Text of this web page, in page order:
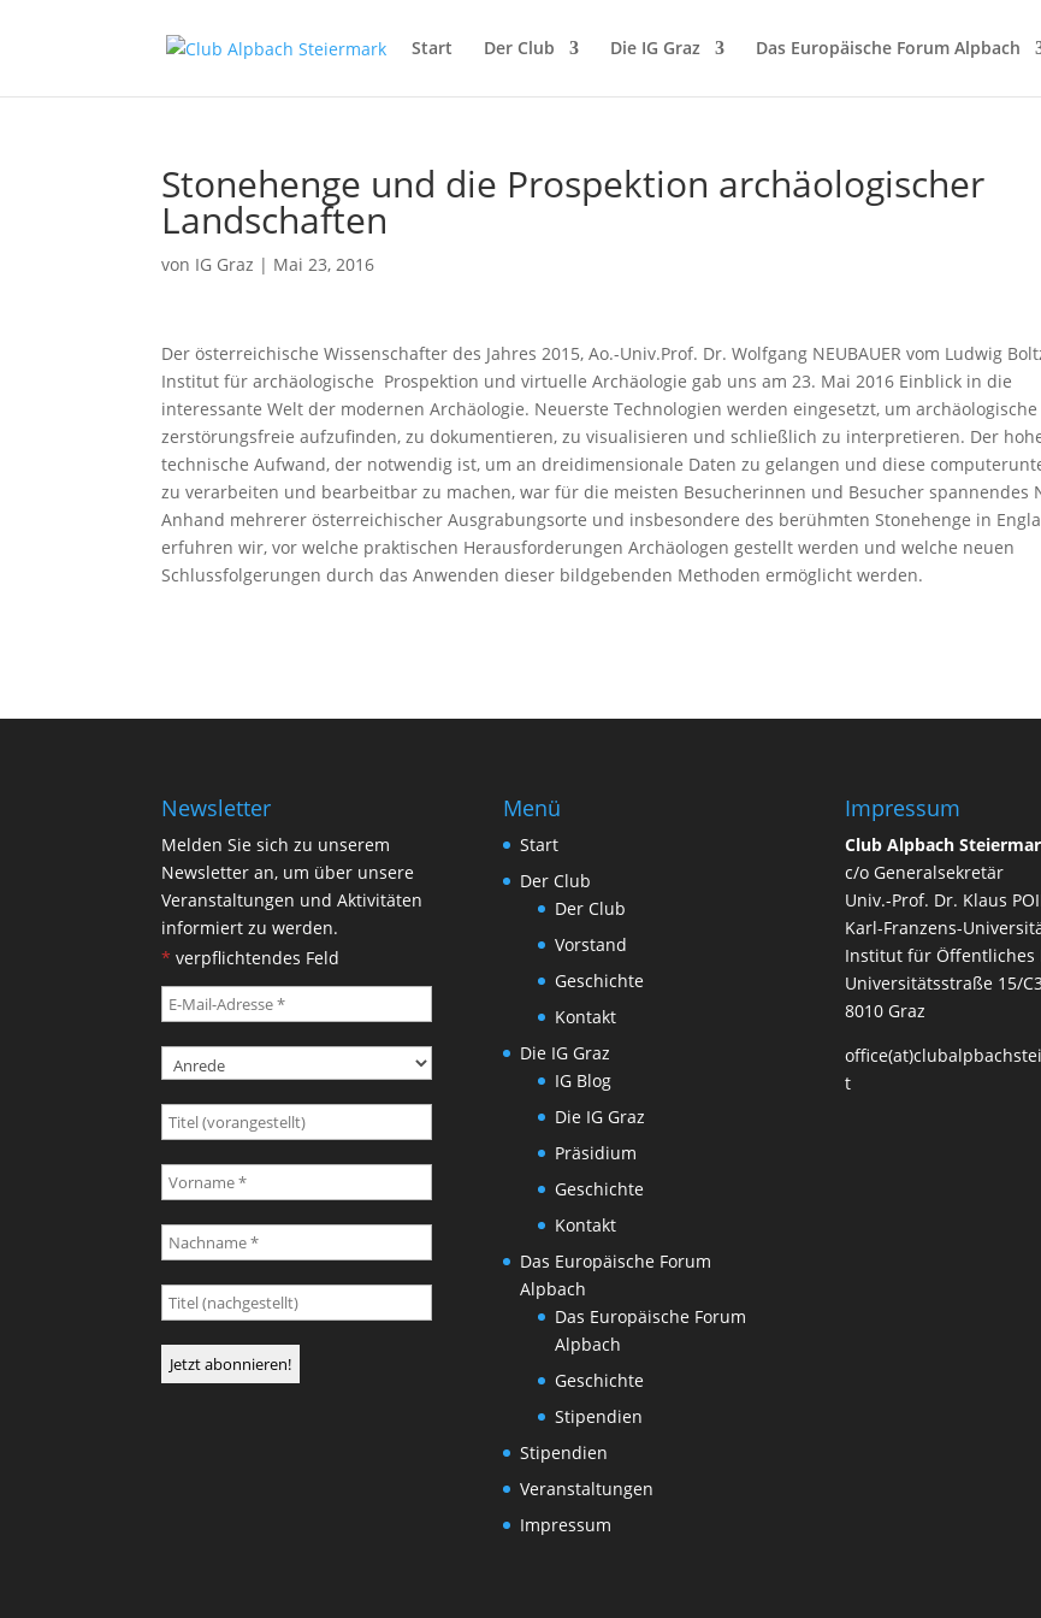
Start Der Club Die IG Graz Das Europäische Forum Alpbach
Stonehenge und die Prospektion archäologischer
Landschaften
von IG Graz | Mai 23, 2016
Der österreichische Wissenschafter des Jahres 2015, Ao.-Univ.Prof. Dr. Wolfgang NEUBAUER vom Ludwig
Institut für archäologische Prospektion und virtuelle Archäologie gab uns am 23. Mai 2016 Einblick in die
interessante Welt der modernen Archäologie. Neuerste Technologien werden eingesetzt, um archäologische
zerstörungsfreie aufzufinden, zu dokumentieren, zu visualisieren und schließlich zu interpretieren. Der
technische Aufwand, der notwendig ist, um an dreidimensionale Daten zu gelangen und diese
zu verarbeiten und bearbeitbar zu machen, war für die meisten Besucherinnen und Besucher spannendes
Anhand mehrerer österreichischer Ausgrabungsorte und insbesondere des berühmten Stonehenge in
erfuhren wir, vor welche praktischen Herausforderungen Archäologen gestellt werden und welche neuen
Schlussfolgerungen durch das Anwenden dieser bildgebenden Methoden ermöglicht werden.
Newsletter
Melden Sie sich zu unserem
Newsletter an, um über unsere
Veranstaltungen und Aktivitäten
informiert zu werden.
* verpflichtendes Feld
Menü
Start
Der Club
Der Club
Vorstand
Geschichte
Kontakt
Die IG Graz
IG Blog
Die IG Graz
Präsidium
Geschichte
Kontakt
Das Europäische Forum
Alpbach
Das Europäische Forum
Alpbach
Geschichte
Stipendien
Stipendien
Veranstaltungen
Impressum
Impressum
Club Alpbach
c/o Generalsekretär
Univ.-Prof. Dr. Klaus
Karl-Franzens-
Institut für Öffentliches
Universitätsstraße 15/
8010 Graz
t